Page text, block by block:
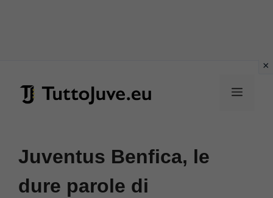
Menu
Juventus Benfica, le
dure parole di